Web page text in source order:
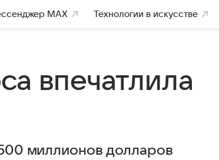
MAX Технологии в искусстве
впечатлила
миллионов долларов